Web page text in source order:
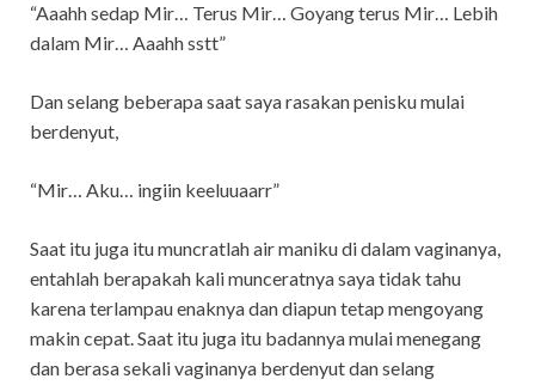
“Aaahh sedap Mir… Terus Mir… Goyang terus Mir… Lebih
dalam Mir… Aaahh sstt”
Dan selang beberapa saat saya rasakan penisku mulai
berdenyut,
“Mir… Aku… ingiin keeluuaarr”
Saat itu juga itu muncratlah air maniku di dalam vaginanya,
entahlah berapakah kali munceratnya saya tidak tahu
karena terlampau enaknya dan diapun tetap mengoyang
makin cepat. Saat itu juga itu badannya mulai menegang
dan berasa sekali vaginanya berdenyut dan selang